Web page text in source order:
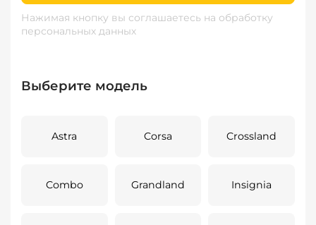
Нажимая кнопку вы соглашаетесь на обработку
персональных данных
Выберите модель
Astra Corsa Crossland
Combo Grandland Insignia